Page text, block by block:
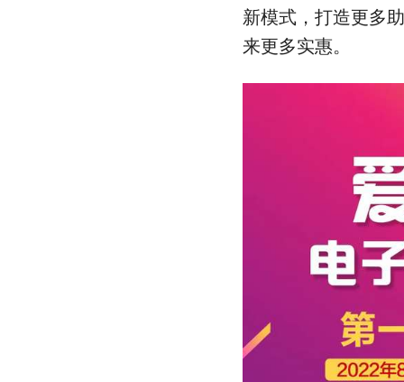
新模式，打造更多
来更多实惠。